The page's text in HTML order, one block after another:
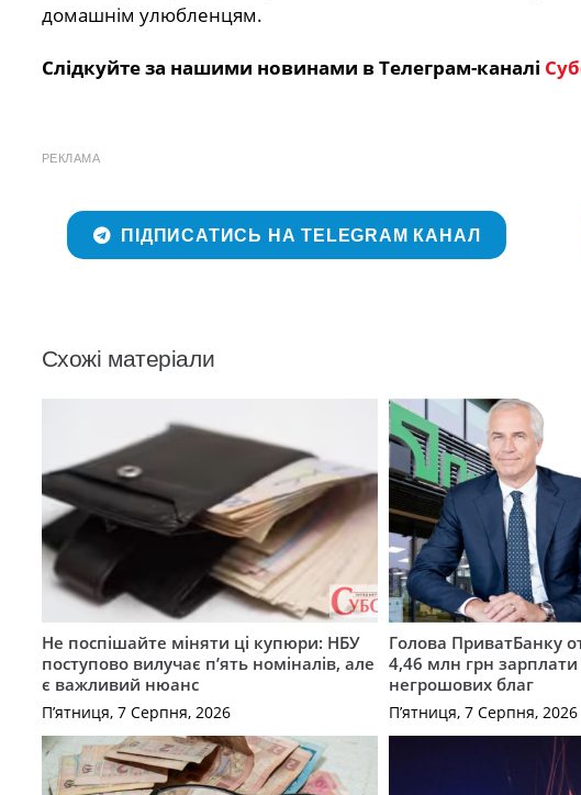
домашнім улюбленцям.
Слідкуйте за нашими новинами в Телеграм-каналі
РЕКЛАМА
ПІДПИСАТИСЬ НА TELEGRAM КАНАЛ
Схожі матеріали
Не поспішайте міняти ці купюри: НБУ
поступово вилучає п’ять номіналів, але
є важливий нюанс
П’ятниця, 7 Серпня, 2026
Голова ПриватБанку
4,46 млн грн зарплати
негрошових благ
П’ятниця, 7 Серпня, 2026